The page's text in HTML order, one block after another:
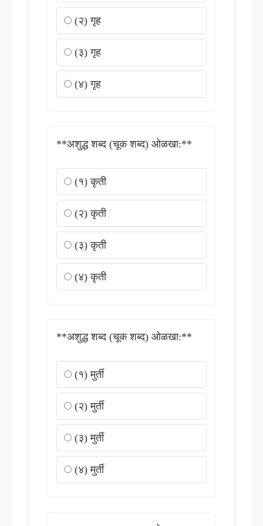
(२) गृह
(३) गृह
(४) गृह
**अशुद्ध शब्द (चूक शब्द) ओळखा:**
(१) कृती
(२) कृती
(३) कृती
(४) कृती
**अशुद्ध शब्द (चूक शब्द) ओळखा:**
(१) मुर्ती
(२) मुर्ती
(३) मुर्ती
(४) मुर्ती